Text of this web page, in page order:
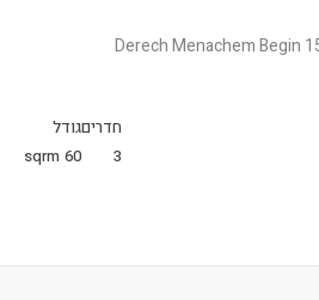
חדרים
3
גודל
60
sqrm